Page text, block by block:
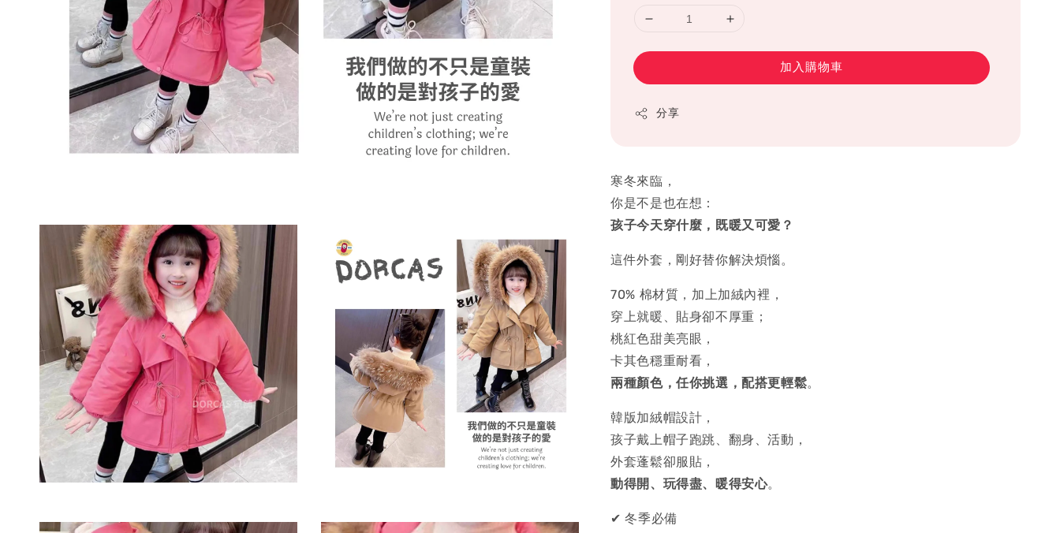
加入購物車
分享
寒冬來臨，
你是不是也在想：
孩子今天穿什麼，既暖又可愛？
這件外套，剛好替你解決煩惱。
70% 棉材質，加上加絨內裡，
穿上就暖、貼身卻不厚重；
桃紅色甜美亮眼，
卡其色穩重耐看，
兩種顏色，任你挑選，配搭更輕鬆。
韓版加絨帽設計，
孩子戴上帽子跑跳、翻身、活動，
外套蓬鬆卻服貼，
動得開、玩得盡、暖得安心。
✔ 冬季必備